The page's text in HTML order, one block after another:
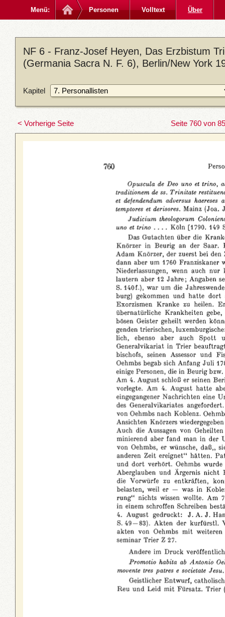
Menü: Personen Volltext Über
NF 6 - Franz-Josef Heyen, Das Erzbistum
(Germania Sacra N. F. 6), Berlin/New York
Kapitel
< Vorherige Seite Seite 760 von